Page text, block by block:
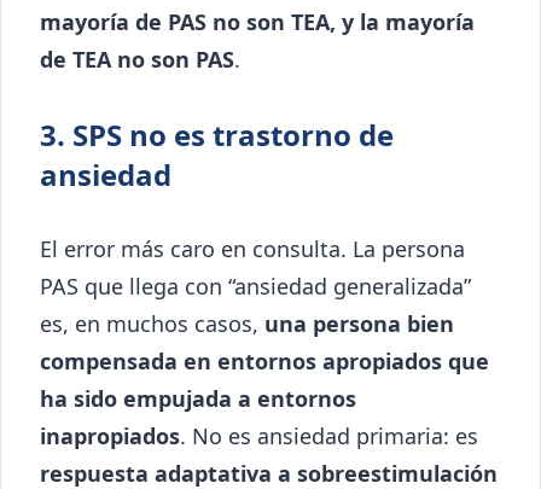
mayoría de PAS no son TEA, y la mayoría
de TEA no son PAS.
3. SPS no es trastorno de
ansiedad
El error más caro en consulta. La persona
PAS que llega con “ansiedad generalizada”
es, en muchos casos, una persona bien
compensada en entornos apropiados que
ha sido empujada a entornos
inapropiados. No es ansiedad primaria: es
respuesta adaptativa a sobreestimulación